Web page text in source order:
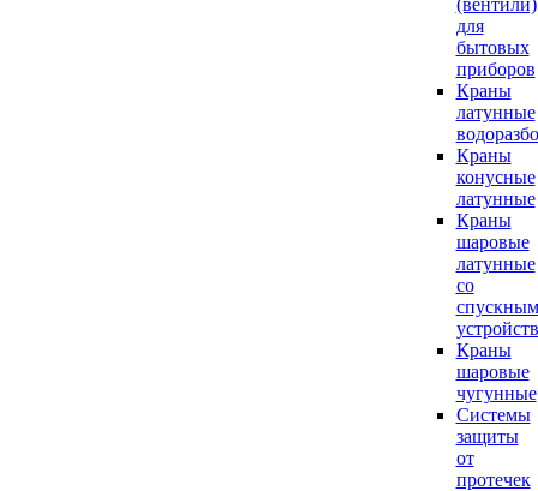
(вентили)
для
бытовых
приборов
Краны
латунные
Краны
конусные
латунные
Краны
шаровые
латунные
со
спускным
Краны
шаровые
чугунные
Системы
защиты
от
протечек